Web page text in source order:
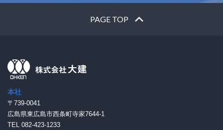
PAGE TOP
本社
〒739-0041
広島県東広島市西条町寺家7644-1
TEL 082-423-1233